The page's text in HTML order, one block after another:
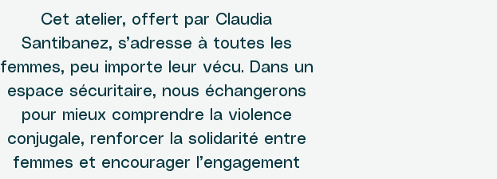
Cet atelier, offert par Claudia
Santibanez, s’adresse à toutes les
femmes, peu importe leur vécu. Dans un
espace sécuritaire, nous échangerons
pour mieux comprendre la violence
conjugale, renforcer la solidarité entre
femmes et encourager l’engagement